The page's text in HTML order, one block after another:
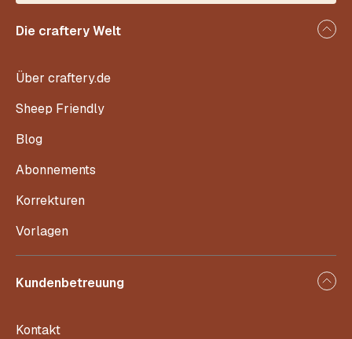
Die craftery Welt
Über craftery.de
Sheep Friendly
Blog
Abonnements
Korrekturen
Vorlagen
Kundenbetreuung
Kontakt